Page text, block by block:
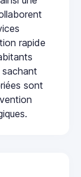
rapide
sont